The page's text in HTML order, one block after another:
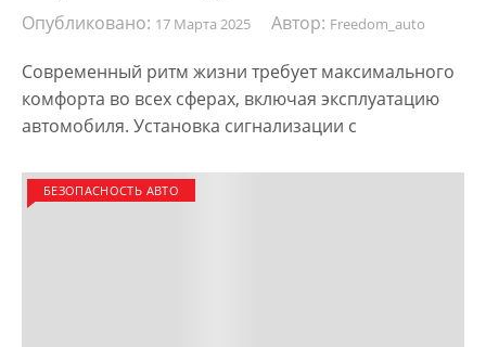
Опубликовано: 17 Марта 2025 Автор: Freedom_auto
Современный ритм жизни требует максимального
комфорта во всех сферах, включая эксплуатацию
автомобиля. Установка сигнализации с
БЕЗОПАСНОСТЬ АВТО